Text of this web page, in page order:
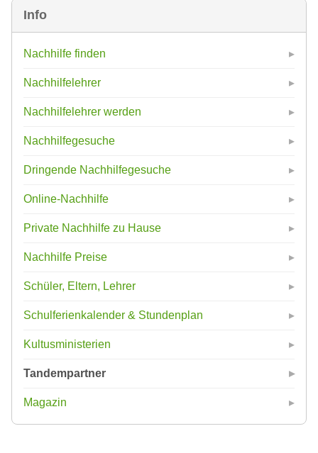
Info
Nachhilfe finden
Nachhilfelehrer
Nachhilfelehrer werden
Nachhilfegesuche
Dringende Nachhilfegesuche
Online-Nachhilfe
Private Nachhilfe zu Hause
Nachhilfe Preise
Schüler, Eltern, Lehrer
Schulferienkalender & Stundenplan
Kultusministerien
Tandempartner
Magazin